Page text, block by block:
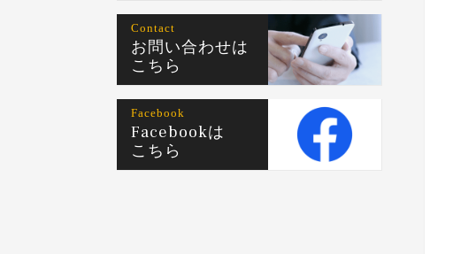
Contact
お問い合わせは
こちら
Facebook
Facebookは
こちら